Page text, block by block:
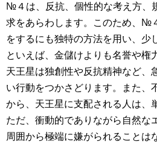
№４は、反抗、個性的な考え方、
求をあらわします。このため、№
をするにも独特の方法を用い、少
といえば、金儲けよりも名誉や権
天王星は独創性や反抗精神など、
い行動をつかさどります。また、
から、天王星に支配される人は、
ただ、衝動的でありながら自然な
周囲から極端に嫌がられることは